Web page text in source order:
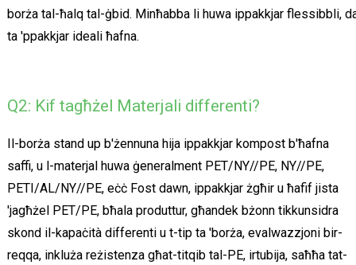
borża tal-ħalq tal-ġbid. Minħabba li huwa ippakkjar flessibbli,
ta 'ppakkjar ideali ħafna.
Q2: Kif tagħżel Materjali differenti?
Il-borża stand up b'żennuna hija ippakkjar kompost b'ħafna
saffi, u l-materjal huwa ġeneralment PET/NY//PE, NY//PE,
PETI/AL/NY//PE, eċċ Fost dawn, ippakkjar żgħir u ħafif jista
'jagħżel PET/PE, bħala produttur, għandek bżonn tikkunsidra
skond il-kapaċità differenti u t-tip ta 'borża, evalwazzjoni bir-
reqqa, inkluża reżistenza għat-titqib tal-PE, irtubija, saħħa tat-